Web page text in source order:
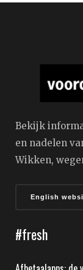
Bekijk
en nadelen
Wikken,
English
#fresh